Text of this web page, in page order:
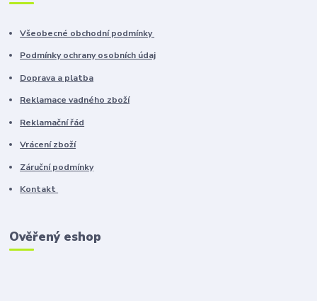
Všeobecné obchodní podmínky
Podmínky ochrany osobních údaj
Doprava a platba
Reklamace vadného zboží
Reklamační řád
Vrácení zboží
Záruční podmínky
Kontakt
Ověřený eshop